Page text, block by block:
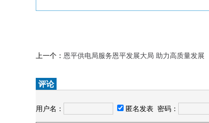
上一个： 恩平供电局服务恩平发展大局 助力高质量发展
评论
用户名： 匿名发表 密码：